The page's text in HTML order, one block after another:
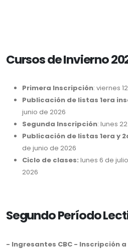
Cursos de Invierno
Primera Inscripción: viernes
Publicación de listas 1era
junio de 2026
Segunda Inscripción: lunes
Publicación de listas 1era y
de junio de 2026
Ciclo de clases: lunes 6 de
2026
Segundo Período
- Ingresantes CBC - Inscripción